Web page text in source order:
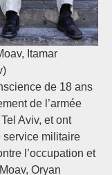
Itamar
de 18 ans
de l’armée
Aviv, et ont
service militaire
l’occupation et
Oryan